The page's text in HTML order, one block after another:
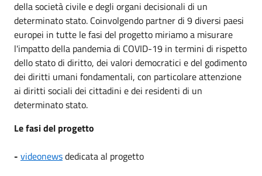
della società civile e degli organi decisionali di un
determinato stato. Coinvolgendo partner di 9 diversi paesi
europei in tutte le fasi del progetto miriamo a misurare
l'impatto della pandemia di COVID-19 in termini di rispetto
dello stato di diritto, dei valori democratici e del godimento
dei diritti umani fondamentali, con particolare attenzione
ai diritti sociali dei cittadini e dei residenti di un
determinato stato.
Le fasi del progetto
- videonewsdedicata al progetto